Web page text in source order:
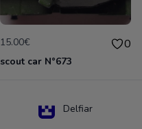
15.00€ 0
scout car N°673
Delfiar